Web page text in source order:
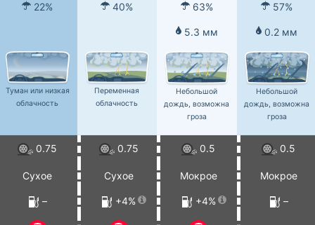
22% 40% 63% 57%
5.3 мм 0.2 мм
Туман или низкая
облачность
Переменная
облачность
Небольшой
дождь, возможна
гроза
Небольшой
дождь, возможна
гроза
0.75 0.75 0.5 0.5
Сухое Сухое Мокрое Мокрое
– +4% +4% –